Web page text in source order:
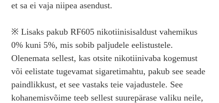
et sa ei vaja niipea asendust.
※ Lisaks pakub RF605 nikotiinisisaldust vahemikus
0% kuni 5%, mis sobib paljudele eelistustele.
Olenemata sellest, kas otsite nikotiinivaba kogemust
või eelistate tugevamat sigaretimahtu, pakub see seade
paindlikkust, et see vastaks teie vajadustele. See
kohanemisvõime teeb sellest suurepärase valiku neile,